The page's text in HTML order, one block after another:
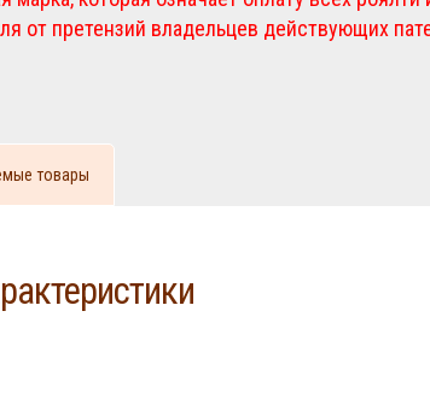
от претензий владельцев действующих
товары